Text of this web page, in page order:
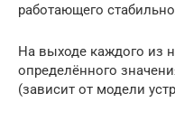
работающего
На выходе каждого из
определённого
(зависит от модели